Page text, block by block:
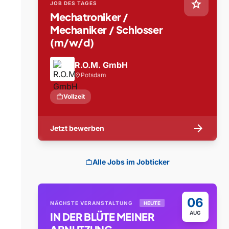
star
JOB DES TAGES
Mechatroniker /
Mechaniker / Schlosser
(m/w/d)
R.O.M. GmbH
location_on Potsdam
workVollzeit
Jetzt bewerben arrow_forward
workAlle Jobs im Jobticker
06
AUG
NÄCHSTE VERANSTALTUNG HEUTE
IN DER BLÜTE MEINER